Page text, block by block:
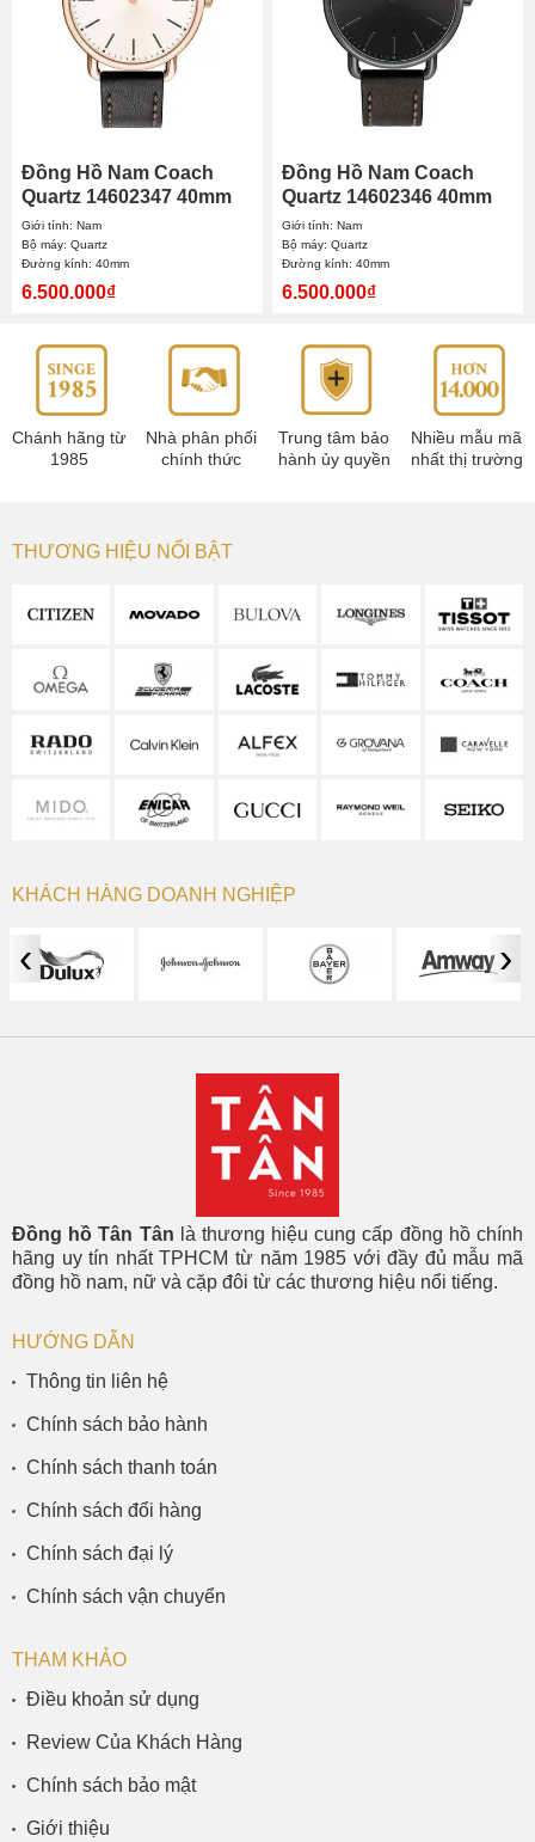
Đồng Hồ Nam Coach
Quartz 14602347 40mm
Giới tính: Nam
Bộ máy: Quartz
Đường kính: 40mm
6.500.000₫
Đồng Hồ Nam Coach
Quartz 14602346 40mm
Giới tính: Nam
Bộ máy: Quartz
Đường kính: 40mm
6.500.000₫
Chánh hãng từ
1985
Nhà phân phối
chính thức
Trung tâm bảo
hành ủy quyền
Nhiều mẫu mã
nhất thị trường
THƯƠNG HIỆU NỔI BẬT
KHÁCH HÀNG DOANH NGHIỆP
‹ ›
Đồng hồ Tân Tân là thương hiệu cung cấp đồng hồ chính
hãng uy tín nhất TPHCM từ năm 1985 với đầy đủ mẫu mã
đồng hồ nam, nữ và cặp đôi từ các thương hiệu nổi tiếng.
HƯỚNG DẪN
Thông tin liên hệ
Chính sách bảo hành
Chính sách thanh toán
Chính sách đổi hàng
Chính sách đại lý
Chính sách vận chuyển
THAM KHẢO
Điều khoản sử dụng
Review Của Khách Hàng
Chính sách bảo mật
Giới thiệu